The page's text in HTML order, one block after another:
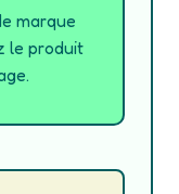
marque
le produit